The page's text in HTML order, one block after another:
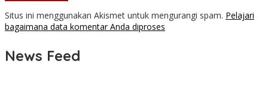
Situs ini menggunakan Akismet untuk mengurangi spam. Pelajari
bagaimana data komentar Anda diproses
News Feed